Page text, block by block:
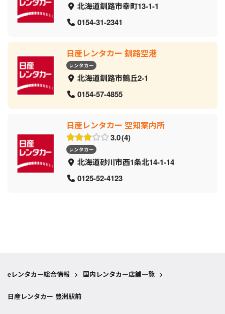
北海道釧路市幸町13-1-1
0154-31-2341
日産レンタカー 釧路空港
レンタカー
北海道釧路市鶴丘2-1
0154-57-4855
日産レンタカー 空知案内所
3.0 4
レンタカー
北海道砂川市西1条北14-1-14
0125-52-4123
eレンタカー総合情報 > 国内レンタカー店舗一覧 >
日産レンタカー 豊洲駅前